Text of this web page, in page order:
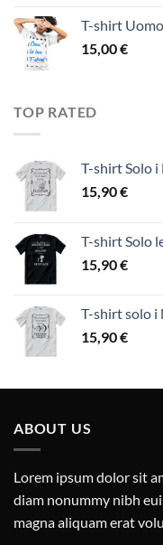
T-shirt
15,00€
TOP RATED
T-shirt Solo
15,90€
T-shirt Solo
15,90€
T-shirt solo i
15,90€
ABOUT US
Lorem ipsum dolor sit
diam nonummy nibh
magna aliquam erat